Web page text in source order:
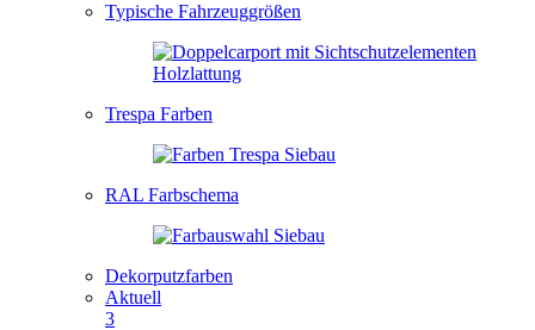
Typische Fahrzeuggrößen
Trespa Farben
RAL Farbschema
Dekorputzfarben
Aktuell
3